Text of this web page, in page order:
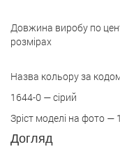
Довжина виробу по
розмірах
Назва кольору за
1644-0 — сірий
Зріст моделі на фото —
Догляд